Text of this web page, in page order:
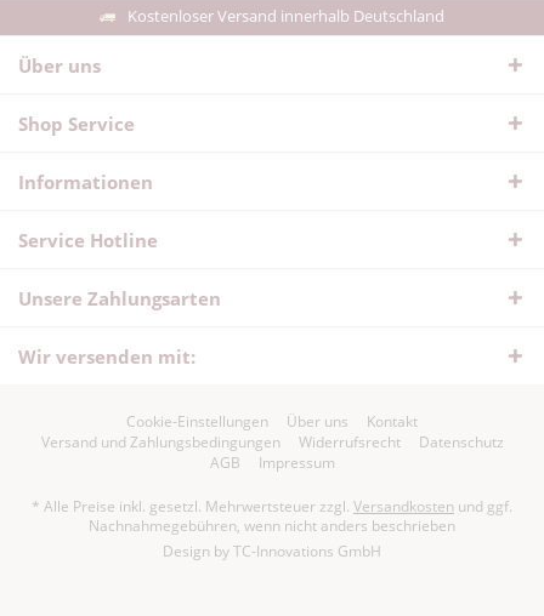
Kostenloser Versand innerhalb Deutschland
Über uns
Shop Service
Informationen
Service Hotline
Unsere Zahlungsarten
Wir versenden mit:
Cookie-Einstellungen Über uns
Kontakt
Versand und Zahlungsbedingungen
Widerrufsrecht
Datenschutz
AGB
Impressum
* Alle Preise inkl. gesetzl. Mehrwertsteuer zzgl. Versandkosten und ggf.
Nachnahmegebühren, wenn nicht anders beschrieben
Design byTC-Innovations GmbH